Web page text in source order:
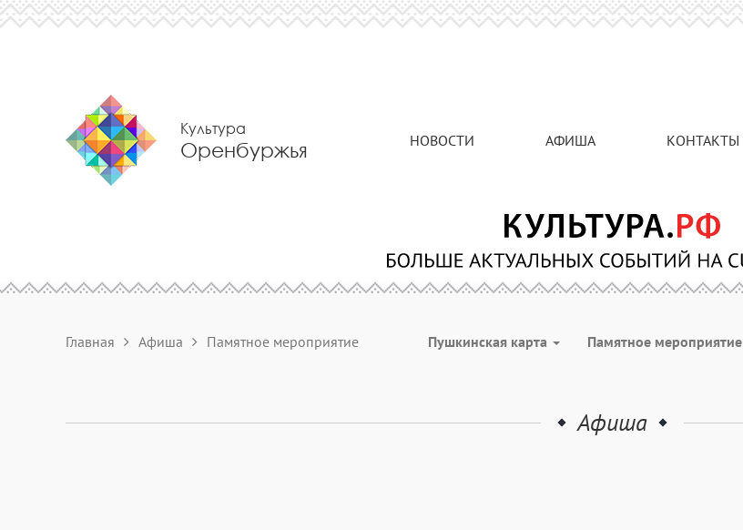
Культура
Оренбуржья НОВОСТИ АФИША КОНТАКТЫ
Главная Афиша Памятное мероприятие Пушкинская карта Памятное мероприятие
Афиша